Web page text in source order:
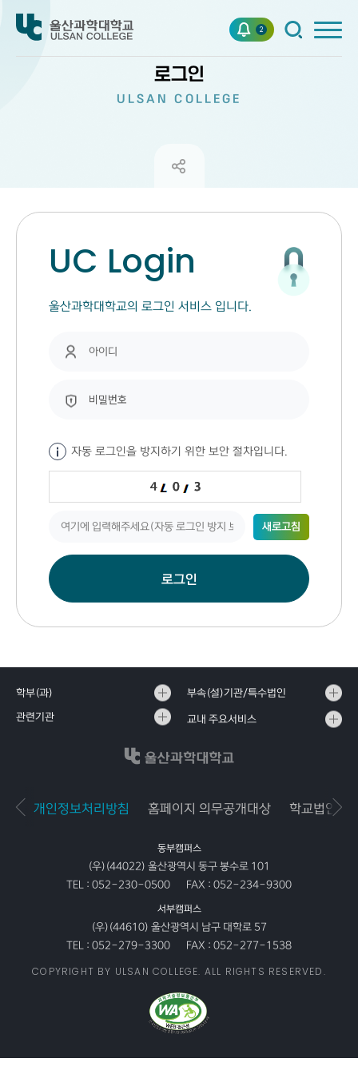
2
로그인
ULSAN COLLEGE
UC Login
울산과학대학교의 로그인 서비스 입니다.
자동 로그인을 방지하기 위한 보안 절차입니다.
새로고침
로그인
동부캠퍼스
(우)(44022) 울산광역시 동구 봉수로 101
TEL : 052-230-0500 FAX : 052-234-9300
서부캠퍼스
(우)(44610) 울산광역시 남구 대학로 57
TEL : 052-279-3300 FAX : 052-277-1538
개인정보처리방침 홈페이지 의무공개대상 학교법인공
학부(과) 부속(설)기관/특수법인
관련기관 교내 주요서비스
COPYRIGHT BY ULSAN COLLEGE. ALL RIGHTS RESERVED.